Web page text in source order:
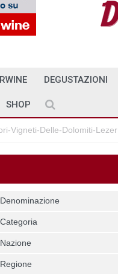
DEGUSTAZIONI
SHOP
Vigneti-Delle-Dolomiti-Lezer
Denominazione
Categoria
Nazione
Regione